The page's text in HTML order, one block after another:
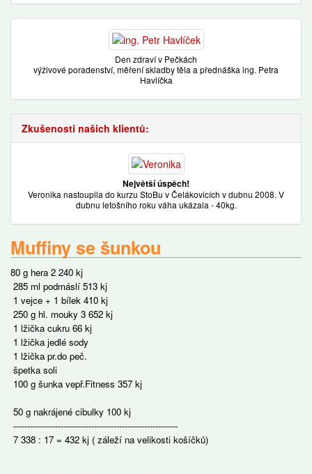
Den zdraví v Pečkách
výživové poradenství, měření skladby těla a přednáška ing. Petra
Havlíčka
Zkušenosti našich klientů:
Největší úspěch!
Veronika nastoupila do kurzu StoBu v Čelákovicích v dubnu 2008. V
dubnu letošního roku váha ukázala - 40kg.
Muffiny se šunkou
80 g hera 2 240 kj
285 ml podmáslí 513 kj
1 vejce + 1 bílek 410 kj
250 g hl. mouky 3 652 kj
1 lžička cukru 66 kj
1 lžička jedlé sody
1 lžička pr.do peč.
špetka soli
100 g šunka vepř.Fitness 357 kj
50 g nakrájené cibulky 100 kj
-----------------------------------------------------------
7 338 : 17 = 432 kj ( záleží na velikosti košíčků)